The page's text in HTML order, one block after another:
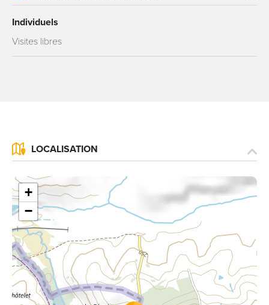
Individuels
Visites libres
LOCALISATION
+
−